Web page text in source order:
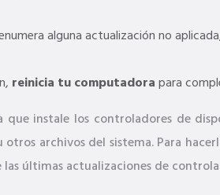
alguna actualización no
reinicia tu computadorapara
instale los controladores de
archivos del sistema. Para
últimas actualizaciones de